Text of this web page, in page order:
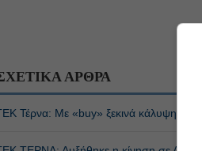
ΑΡΘΡΑ
Τέρνα: Με «buy» ξεκινά κάλυψη η